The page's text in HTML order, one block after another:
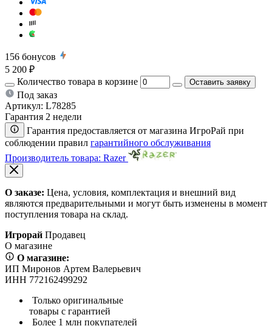
156 бонусов
5 200 ₽
Количество товара в корзине
Оставить заявку
Под заказ
Артикул: L78285
Гарантия 2 недели
Гарантия предоставляется от магазина ИгроРай при
соблюдении правил гарантийного обслуживания
Производитель товара: Razer
О заказе: Цена, условия, комплектация и внешний вид
являются предварительными и могут быть изменены в момент
поступления товара на склад.
Игрорай Продавец
О магазине
О магазине:
ИП Миронов Артем Валерьевич
ИНН 772162499292
Только оригинальные
товары с гарантией
Более 1 млн покупателей